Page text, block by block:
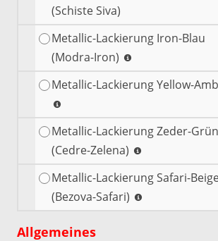
(Schiste Siva)
Metallic-Lackierung Iron-Blau
(Modra-Iron)
Metallic-Lackierung Yellow-
Metallic-Lackierung Zeder-Grün
(Cedre-Zelena)
Metallic-Lackierung Safari-
(Bezova-Safari)
Allgemeines